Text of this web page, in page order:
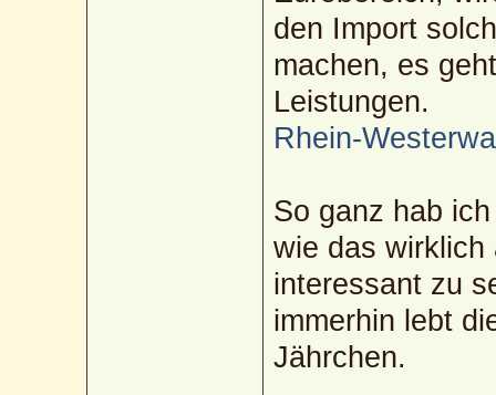
den Import
machen, es
Leistungen.
Rhein-
So ganz hab
wie das wirklich
interessant zu
immerhin lebt
Jährchen.